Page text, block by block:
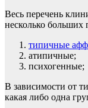
Весь перечень
несколько больших
типичные
атипичные;
психогенные;
В зависимости от
какая либо одна